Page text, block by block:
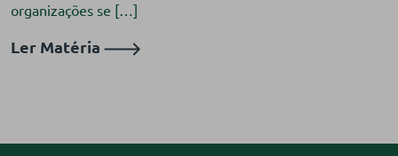
organizações se […]
Ler Matéria